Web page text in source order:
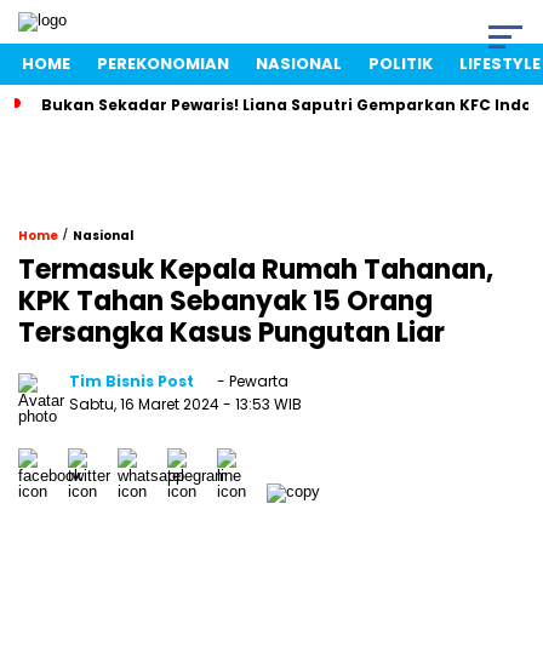
HOME PEREKONOMIAN NASIONAL POLITIK LIFESTYLE
Bukan Sekadar Pewaris! Liana Saputri Gemparkan KFC
Home / Nasional
Termasuk Kepala Rumah Tahanan,
KPK Tahan Sebanyak 15 Orang
Tersangka Kasus Pungutan Liar
Tim Bisnis Post
- Pewarta
Sabtu, 16 Maret 2024- 13:53 WIB